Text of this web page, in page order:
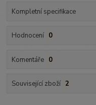
Kompletní specifikace
Hodnocení 0
Komentáře 0
Související zboží 2